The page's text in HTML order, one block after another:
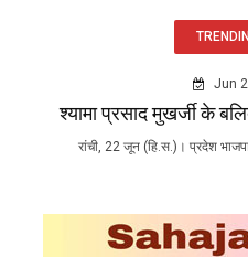
Jun
श्यामा प्रसाद मुखर्जी के
रांची, 22 जून (हि.स.)। प्रदेश